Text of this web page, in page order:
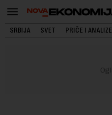
SRBIJA SVET PRIČE I ANALIZE